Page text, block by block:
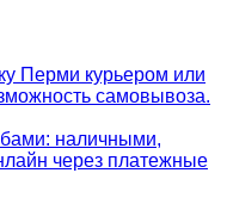
Перми курьером или
самовывоза.
наличными,
через платежные